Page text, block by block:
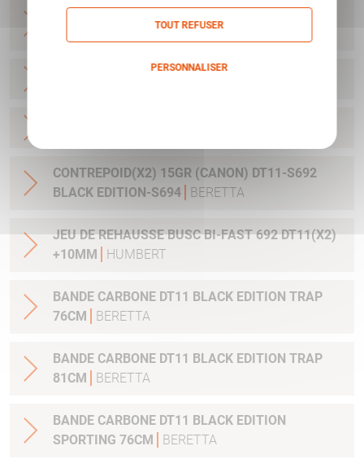
CHARGEUR PX4 SUBCOMPACT 9X21 AVEC
BERETTA
CONTREPOID(X2) 15GR (CANON) DT11-S692
BLACK EDITION-S694
BERETTA
JEU DE REHAUSSE BUSC BI-FAST 692 DT11(X2)
+10MM
HUMBERT
BANDE CARBONE DT11 BLACK EDITION TRAP
76CM
BERETTA
BANDE CARBONE DT11 BLACK EDITION TRAP
81CM
BERETTA
BANDE CARBONE DT11 BLACK EDITION
SPORTING 76CM
BERETTA
TOUT REFUSER
PERSONNALISER